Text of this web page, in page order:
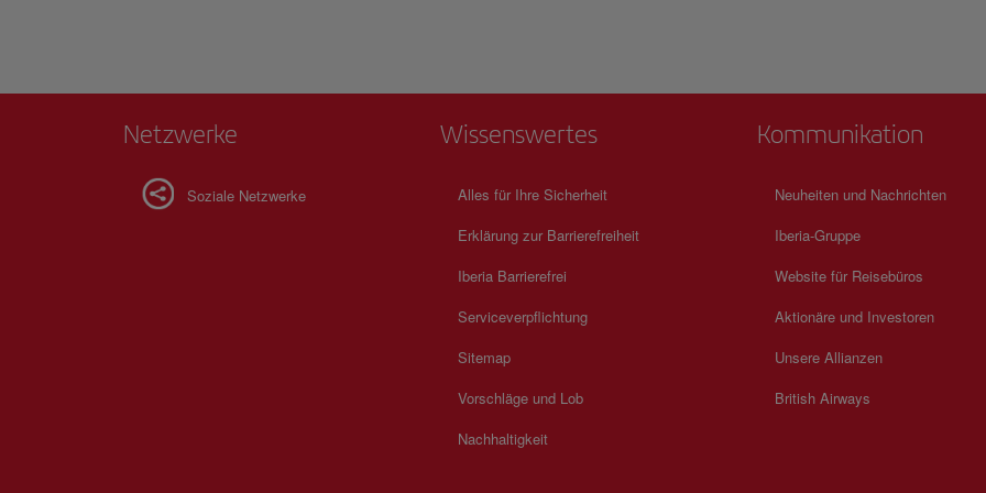
Netzwerke
Soziale Netzwerke
Wissenswertes
Alles für Ihre Sicherheit
Erklärung zur Barrierefreiheit
Iberia Barrierefrei
Serviceverpflichtung
Sitemap
Vorschläge und Lob
Nachhaltigkeit
Kommunikation
Neuheiten und Nachrichten
Iberia-Gruppe
Website für Reisebüros
Aktionäre und Investoren
Unsere Allianzen
British Airways